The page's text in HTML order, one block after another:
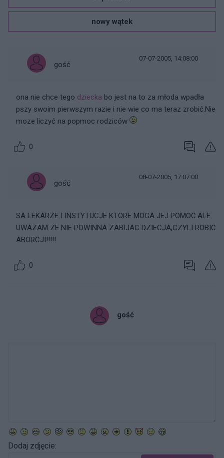
nowy wątek
gość
07-07-2005, 14:08:00
ona nie chce tego dziecka bo jest na to za młoda wpadła
pszy swoim pierwszym razie i nie wie co ma teraz zrobić.Nie
moze liczyć na popmoc rodziców
0
gość
08-07-2005, 17:07:00
SA LEKARZE I INSTYTUCJE KTORE MOGA JEJ POMOC.ALE
UWAZAM ZE NIE POWINNA ZABIJAC DZIECJA,CZYLI ROBIC
ABORCJI!!!!!
0
gość
Dodaj zdjęcie: